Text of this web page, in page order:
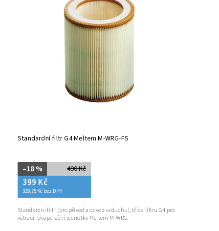
Abecedně
Standardní filtr G4 Meltem M-WRG-FS
490 Kč
–18 %
399 Kč
329,75 Kč bez DPH
Standardní filtr (pro přívod a odvod vzduchu), třída filtru G4 pro
větrací rekuperační jednotky Meltem M-WRG.